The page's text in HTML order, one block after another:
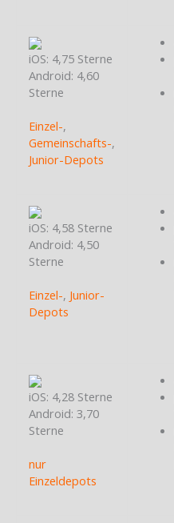
iOS: 4,75 Sterne
Android: 4,60
Sterne
Einzel-,
Gemeinschafts-,
Junior-Depots
iOS: 4,58 Sterne
Android: 4,50
Sterne
Einzel-, Junior-
Depots
iOS: 4,28 Sterne
Android: 3,70
Sterne
nur
Einzeldepots